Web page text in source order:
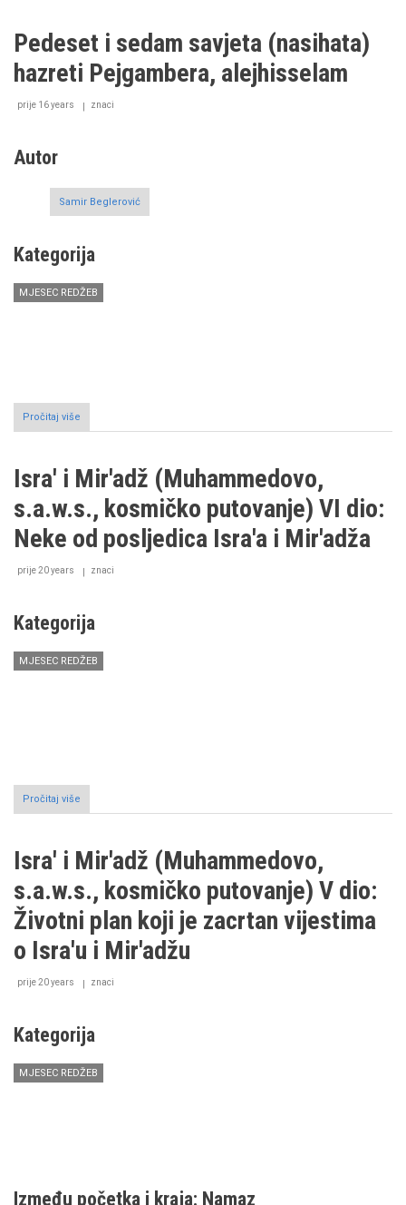
regaʼiba
Pedeset i sedam savjeta (nasihata)
hazreti Pejgambera, alejhisselam
prije 16 years znaci
Autor
Samir Beglerović
Kategorija
MJESEC REDŽEB
Pročitaj više
Pedeset
savjeta
hazreti
Pejgambera,
alejhisselam
Isra' i Mir'adž (Muhammedovo,
s.a.w.s., kosmičko putovanje) VI dio:
Neke od posljedica Isra'a i Mir'adža
prije 20 years znaci
Kategorija
MJESEC REDŽEB
Pročitaj više
Isra'
(Muhammedovo,
kosmičko
putovanje)
dio:
Neke
posljedica
Mir'adža
Isra' i Mir'adž (Muhammedovo,
s.a.w.s., kosmičko putovanje) V dio:
Životni plan koji je zacrtan vijestima
o Isra'u i Mir'adžu
prije 20 years znaci
Kategorija
MJESEC REDŽEB
Između početka i kraja: Namaz